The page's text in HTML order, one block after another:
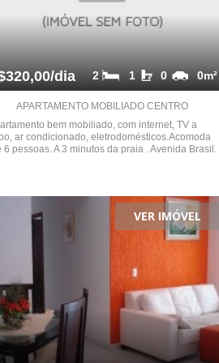
dia 0m²
0
1
2
APARTAMENTO MOBILIADO CENTRO
bem mobiliado, com internet, TV a
ar condicionado, eletrodomésticos.Acomoda
6 pessoas. A 3 minutos da praia . Avenida Brasil.
VER IMÓVEL